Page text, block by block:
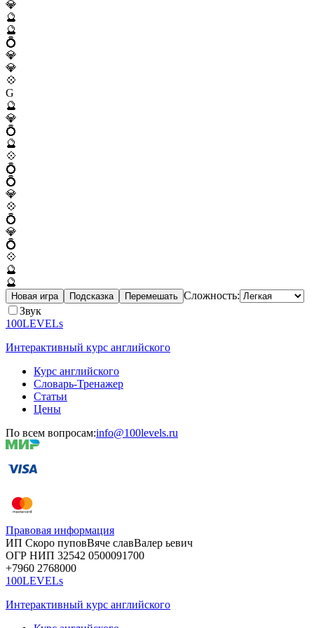
💎
🔮
🔮
💍
💎
💎
💠
G
🔮
💎
💍
🔮
💠
💍
💍
💎
💠
💍
💎
💍
💠
🔮
🔮
Новая игра Подсказка Перемешать Сложность:
Звук
100LEVELs
Интерактивный курс английского
Курс английского
Словарь-Тренажер
Статьи
Цены
По всем вопросам:info@100levels.ru
Правовая информация
ИП Скоро пуповВяче славВалер ьевич
ОГР НИП 32542 0500091700
+7960 2768000
100LEVELs
Интерактивный курс английского